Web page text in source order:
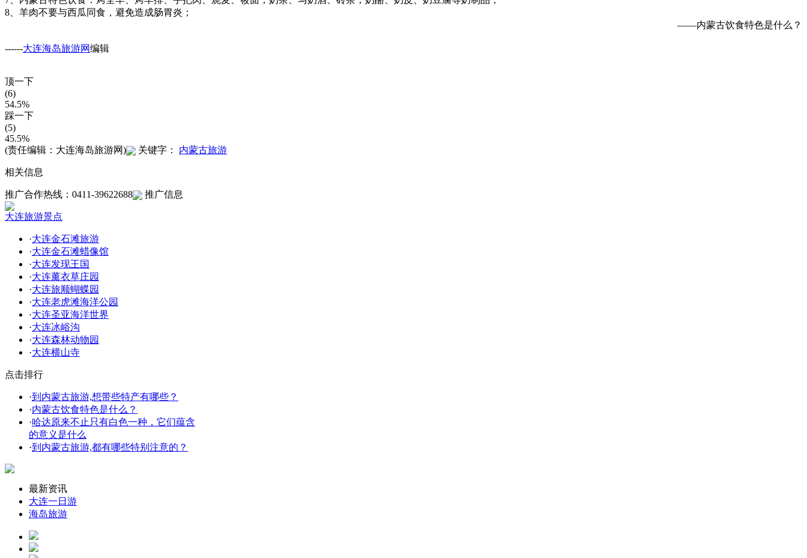
8、羊肉不要与西瓜同食，避免造成肠胃炎；
——内蒙古饮食特色是什么？
------大连海岛旅游网编辑
顶一下
(6)
54.5%
踩一下
(5)
45.5%
(责任编辑：大连海岛旅游网)
关键字： 内蒙古旅游
相关信息
推广合作热线：0411-39622688 推广信息
大连旅游景点
·大连金石滩旅游
·大连金石滩蜡像馆
·大连发现王国
·大连薰衣草庄园
·大连旅顺蝴蝶园
·大连老虎滩海洋公园
·大连圣亚海洋世界
·大连冰峪沟
·大连森林动物园
·大连横山寺
点击排行
·到内蒙古旅游,想带些特产有哪些？
·内蒙古饮食特色是什么？
·哈达原来不止只有白色一种，它们蕴含
的意义是什么
·到内蒙古旅游,都有哪些特别注意的？
最新资讯
大连一日游
海岛旅游